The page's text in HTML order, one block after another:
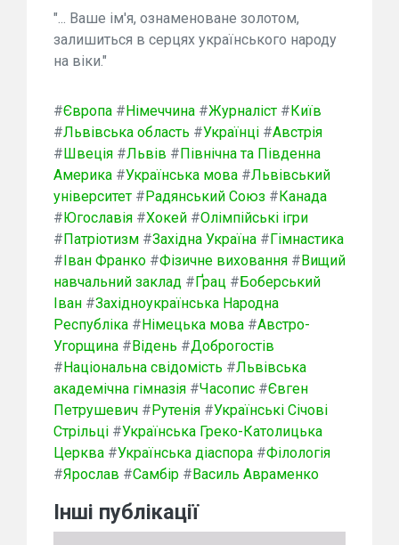
"... Ваше ім'я, ознаменоване золотом,
залишиться в серцях українського народу
на віки."
#Європа #Німеччина #Журналіст #Київ
#Львівська область #Українці #Австрія
#Швеція #Львів #Північна та Південна
Америка #Українська мова #Львівський
університет #Радянський Союз #Канада
#Югославія #Хокей #Олімпійські ігри
#Патріотизм #Західна Україна #Гімнастика
#Іван Франко #Фізичне виховання #Вищий
навчальний заклад #Ґрац #Боберський
Іван #Західноукраїнська Народна
Республіка #Німецька мова #Австро-
Угорщина #Відень #Доброгостів
#Національна свідомість #Львівська
академічна гімназія #Часопис #Євген
Петрушевич #Рутенія #Українські Січові
Стрільці #Українська Греко-Католицька
Церква #Українська діаспора #Філологія
#Ярослав #Самбір #Василь Авраменко
Інші публікації